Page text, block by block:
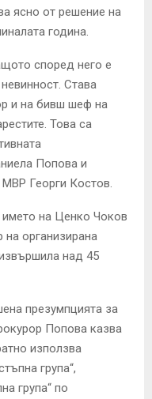
ясно от решение на
година.
според него е
Става
и на бивш шеф на
Това са
Попова и
МВР Георги Костов.
името на Ценко Чоков
на организирана
над 45
презумпцията за
Попова казва
използва
група“,
група“ по